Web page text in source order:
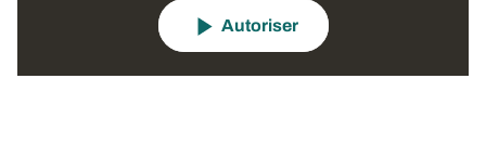
Autoriser